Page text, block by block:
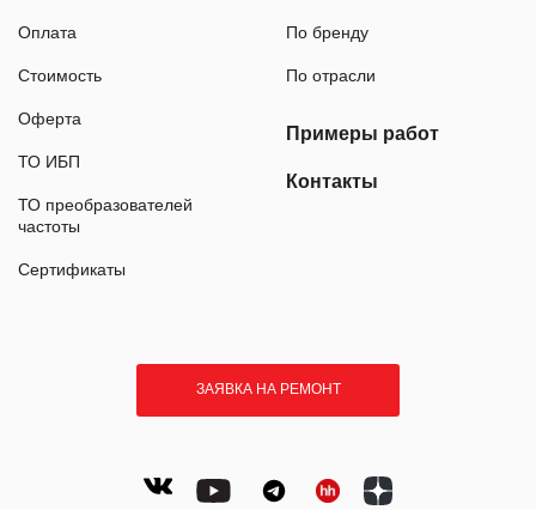
Оплата
Стоимость
Оферта
ТО ИБП
ТО преобразователей
частоты
Сертификаты
По бренду
По отрасли
Примеры работ
Контакты
ЗАЯВКА НА РЕМОНТ